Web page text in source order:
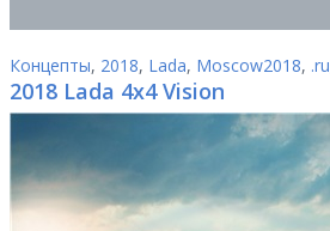
Концепты, 2018, Lada, Moscow2018, .ru
2018 Lada 4x4 Vision